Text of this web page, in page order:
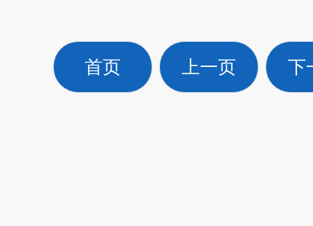
首页 上一页 下